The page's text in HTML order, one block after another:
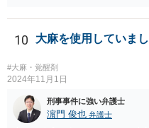
護士の支援はほぼ必須と思って
士費用の確保（場合によっては
た後に身を隠すためのシェル
ングを見計らって弁護士同席で
ーに身を隠しながら離婚調停・
ます。
10 大麻を使用していま
#大麻・覚醒剤
2024年11月1日
刑事事件に強い弁護士
濵門 俊也 弁護士